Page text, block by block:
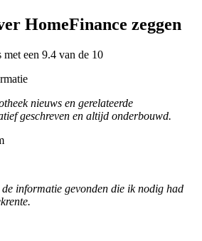
HomeFinance zeggen
een 9.4 van de 10
nieuws en gerelateerde
geschreven en altijd onderbouwd.
informatie gevonden die ik nodig had